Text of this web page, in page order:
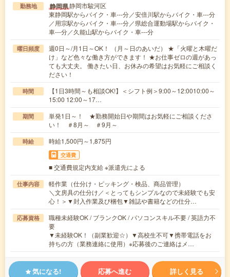
勤務地 静岡県静岡市駿河区
東静岡駅からバイク・車---分／安倍川駅からバイク・車---分
／用宗駅からバイク・車---分／県総合運動場駅からバイク・
車---分／久能山駅からバイク・車---分
曜日頻度
週0日～/月1日～OK！ （月～日のあいだ） ★「火曜と木曜だ
け」など色々な働き方ができます！ ★お仕事ゼロの週があっ
ても大丈夫。 働きたい日、お休みの希望はお気軽にご相談く
ださい！
時間
【1日3時間～も相談OK!】＜シフト例＞9:00～12:0010:00～
15:00 12:00～17…
期間
単発1日～！ ★勤務開始日や期間はお気軽にご相談くださ
い！ ＃8月～ ＃9月～
時給 時給1,500円～1,875円
交通費
■ 交通費規定内支給 ※派遣先による
仕事内容
軽作業（仕分け・ピッキング・検品、商品管理）
＼文房具の仕分け／＜とってもシンプルなので未経験でも安
心！＞▼封入作業及び梱包▼雑誌や書籍などの仕分…
応募資格
職種未経験OK / ブランクOK / パソコンスキル不要 / 英語力不
要
▼未経験OK！（副業歓迎☆）▼高校生不可▼携帯電話をお
持ちの方（業務連絡に使用）※応募後のご連絡はメ…
気になる! 応募へ進む 詳しく見る